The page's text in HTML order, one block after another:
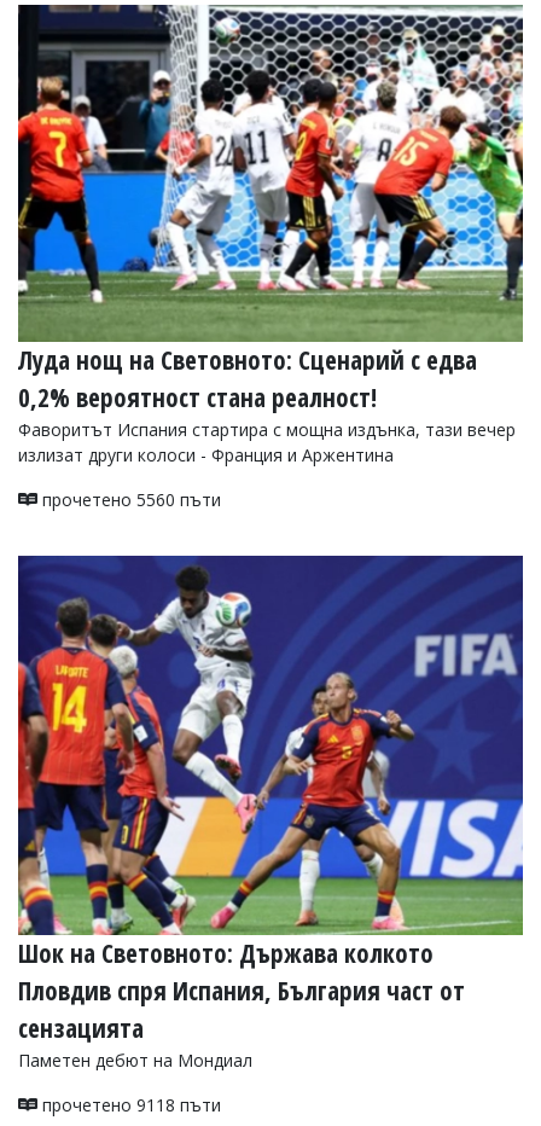
Луда нощ на Световното: Сценарий с едва
0,2% вероятност стана реалност!
Фаворитът Испания стартира с мощна издънка, тази вечер
излизат други колоси - Франция и Аржентина
прочетено 5560 пъти
Шок на Световното: Държава колкото
Пловдив спря Испания, България част от
сензацията
Паметен дебют на Мондиал
прочетено 9118 пъти